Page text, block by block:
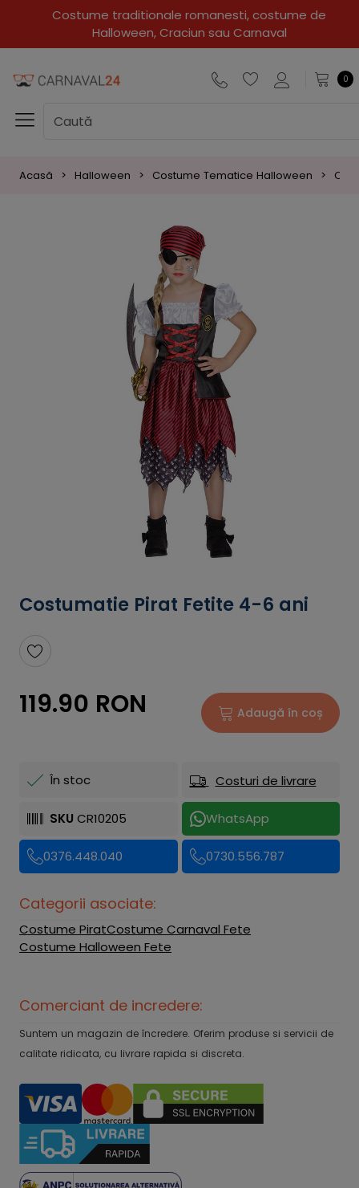
Costume traditionale romanesti, costume de
Halloween, Craciun sau Carnaval
0
Acasă Halloween Costume Tematice Halloween
Costumatie Pirat Fetite 4-6 ani
119.90 RON Adaugă în coș
În stoc Costuri de livrare
SKU CR10205 WhatsApp
0376.448.040 0730.556.787
Categorii asociate:
Costume PiratCostume Carnaval Fete
Costume Halloween Fete
Comerciant de incredere:
Suntem un magazin de încredere. Oferim produse si servicii de
calitate ridicata, cu livrare rapida si discreta.